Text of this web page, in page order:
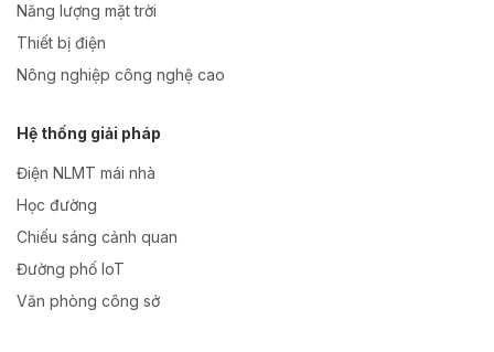
Năng lượng mặt trời
Thiết bị điện
Nông nghiệp công nghệ cao
Hệ thống giải pháp
Điện NLMT mái nhà
Học đường
Chiếu sáng cảnh quan
Đường phố IoT
Văn phòng công sở